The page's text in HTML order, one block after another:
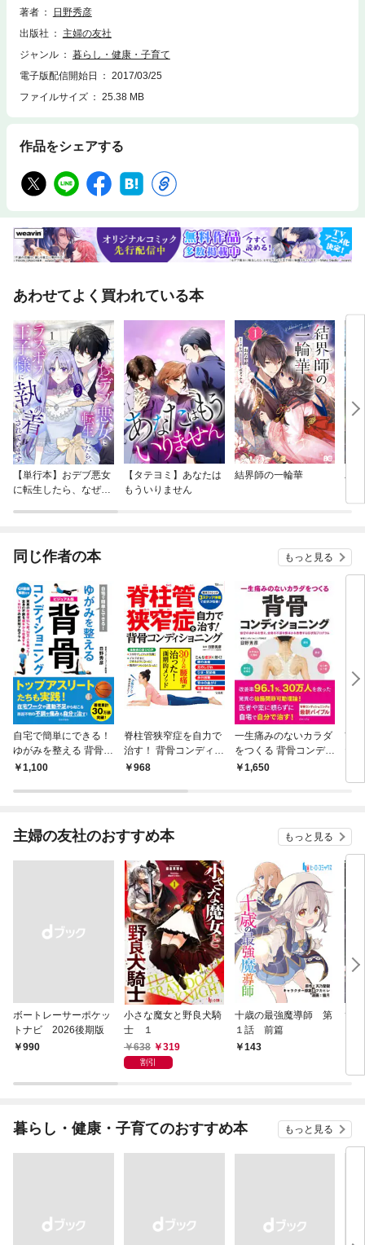
チ、過呼吸、パニック症候群、花粉症、パーキンソン病、といった治すの
十肩、疲れなどの日常的に起こる悩み、またばね指、めまい、耳鳴り、突
発性難聴、自律神経失調症などの症状にもすばらしい効果を発揮します。
んな症状か、どうすれば治るか、背骨コンディショニングを行って痛みや
こりが改善した体験談を紹介。
著者
日野秀彦
出版社
主婦の友社
ジャンル
暮らし・健康・子育て
電子版配信開始日
2017/03/25
ファイルサイズ
25.38 MB
作品をシェアする
あわせてよく買われている本
【単行本】おデブ悪女
に転生したら、なぜか
【タテヨミ】あなたは
もういりません
結界師の一輪華
バ
今
同じ作者の本 もっと見る
自宅で簡単にできる！
ゆがみを整える 背骨コ
ンディショニング
1,100
脊柱管狭窄症を自力で
治す！ 背骨コンディシ
ョニング
968
一生痛みのないカラダ
をつくる 背骨コンディ
ショニング
1,650
首
た
主婦の友社のおすすめ本 もっと見る
ボートレーサーポケッ
トナビ 2026後期版
￥990
小さな魔女と野良犬騎
士 １
638
319
割引
十歳の最強魔導師 第
１話 前篇
143
ひ
暮らし・健康・子育てのおすすめ本 もっと見る